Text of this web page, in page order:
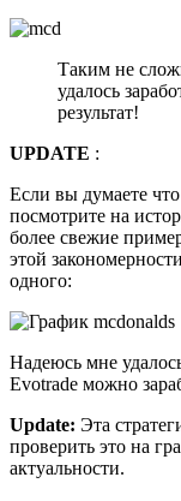
Таким не
удалось
результат!
UPDATE :
Если вы думаете
посмотрите на
более свежие
этой
одного:
Надеюсь мне
Evotrade можно
Update: Эта
проверить это на
актуальности.